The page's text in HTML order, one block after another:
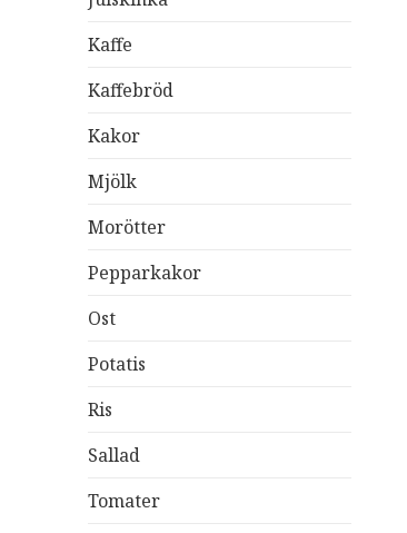
Kaffe
Kaffebröd
Kakor
Mjölk
Morötter
Pepparkakor
Ost
Potatis
Ris
Sallad
Tomater